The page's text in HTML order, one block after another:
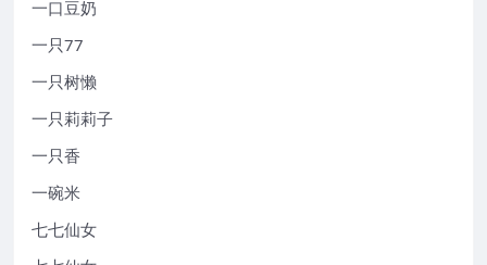
一口豆奶
一只77
一只树懒
一只莉莉子
一只香
一碗米
七七仙女